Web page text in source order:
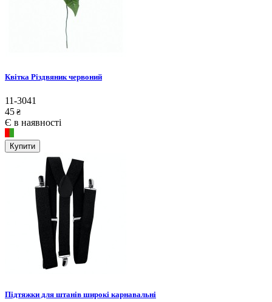
Квітка Різдвяник червоний
11-3041
45 ₴
Є в наявності
Купити
Підтяжки для штанів широкі карнавальні